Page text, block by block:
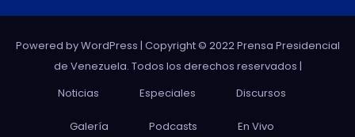
Powered by WordPress | Copyright © 2022 Prensa Presidencial
de Venezuela. Todos los derechos reservados |
Noticias
Especiales Discursos
Galería Podcasts En Vivo